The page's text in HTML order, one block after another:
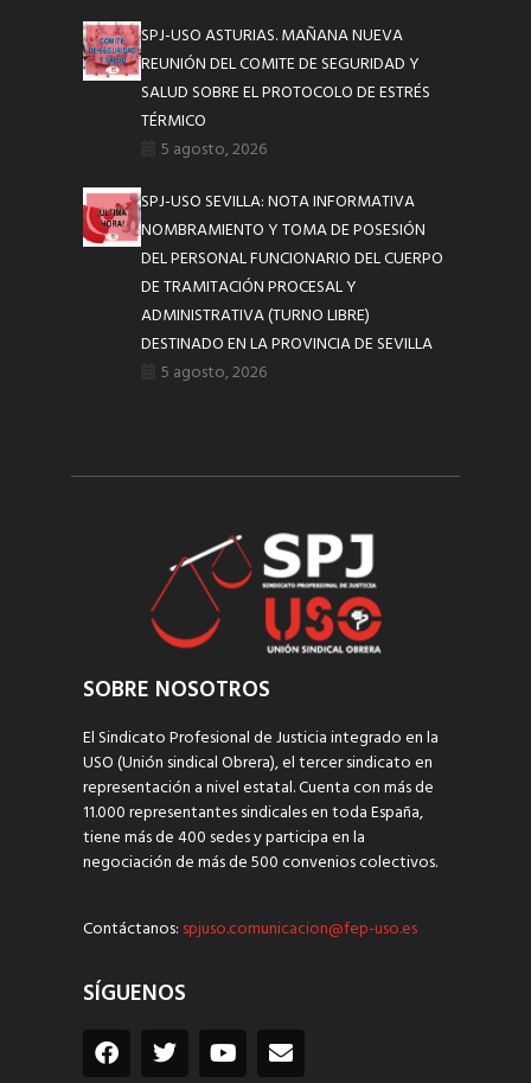
SPJ-USO ASTURIAS. MAÑANA NUEVA
REUNIÓN DEL COMITE DE SEGURIDAD Y
SALUD SOBRE EL PROTOCOLO DE ESTRÉS
TÉRMICO
5 agosto, 2026
SPJ-USO SEVILLA: NOTA INFORMATIVA
NOMBRAMIENTO Y TOMA DE POSESIÓN
DEL PERSONAL FUNCIONARIO DEL CUERPO
DE TRAMITACIÓN PROCESAL Y
ADMINISTRATIVA (TURNO LIBRE)
DESTINADO EN LA PROVINCIA DE SEVILLA
5 agosto, 2026
SOBRE NOSOTROS
El Sindicato Profesional de Justicia integrado en la
USO (Unión sindical Obrera), el tercer sindicato en
representación a nivel estatal. Cuenta con más de
11.000 representantes sindicales en toda España,
tiene más de 400 sedes y participa en la
negociación de más de 500 convenios colectivos.
Contáctanos: spjuso.comunicacion@fep-uso.es
SÍGUENOS